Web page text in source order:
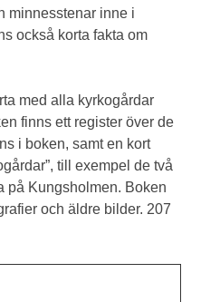
minnesstenar inne i
också korta fakta om
med alla kyrkogårdar
finns ett register över de
i boken, samt en kort
till exempel de två
på Kungsholmen. Boken
och äldre bilder. 207